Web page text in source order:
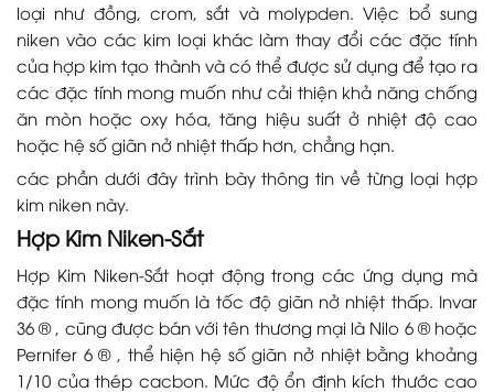
loại như đồng, crom, sắt và molypden. Việc bổ sung
niken vào các kim loại khác làm thay đổi các đặc tính
của hợp kim tạo thành và có thể được sử dụng để tạo ra
các đặc tính mong muốn như cải thiện khả năng chống
ăn mòn hoặc oxy hóa, tăng hiệu suất ở nhiệt độ cao
hoặc hệ số giãn nở nhiệt thấp hơn, chẳng hạn.
các phần dưới đây trình bày thông tin về từng loại hợp
kim niken này.
Hợp Kim Niken-Sắt
Hợp Kim Niken-Sắt hoạt động trong các ứng dụng mà
đặc tính mong muốn là tốc độ giãn nở nhiệt thấp. Invar
36 ® , cũng được bán với tên thương mại là Nilo 6 ® hoặc
Pernifer 6 ® , thể hiện hệ số giãn nở nhiệt bằng khoảng
1/10 của thép cacbon. Mức độ ổn định kích thước cao